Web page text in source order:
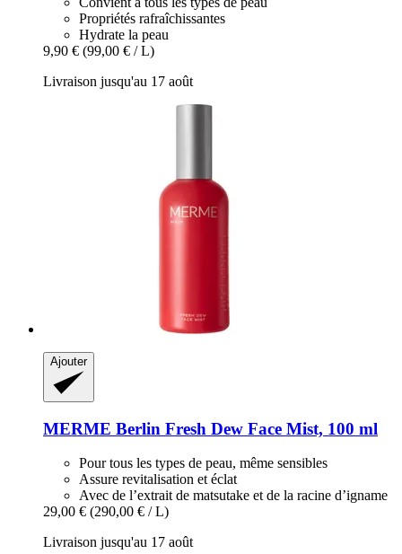
Propriétés rafraîchissantes
Hydrate la peau
9,90 € (99,00 € / L)
Livraison jusqu'au 17 août
Ajouter
MERME Berlin Fresh Dew Face Mist, 100 ml
Pour tous les types de peau, même sensibles
Assure revitalisation et éclat
Avec de l’extrait de matsutake et de la racine d’igname
29,00 € (290,00 € / L)
Livraison jusqu'au 17 août